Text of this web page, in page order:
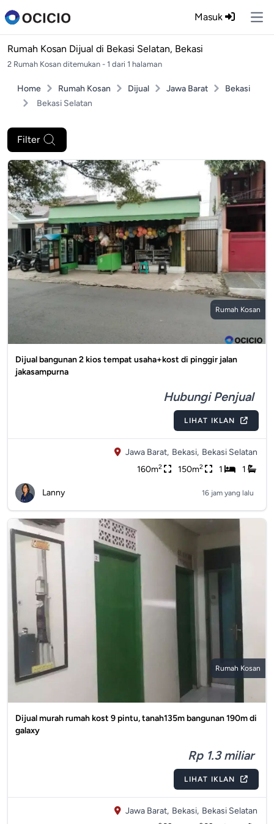
Masuk
Rumah Kosan Dijual di Bekasi Selatan, Bekasi
2 Rumah Kosan ditemukan - 1 dari 1 halaman
Home Rumah Kosan Dijual Jawa Barat
Bekasi
Bekasi Selatan
Filter
Rumah Kosan
Dijual bangunan 2 kios tempat usaha+kost di pinggir jalan
jakasampurna
Hubungi Penjual
LIHAT IKLAN
Jawa Barat, Bekasi, Bekasi Selatan
160m2 150m2 1 1
Lanny 16 jam yang lalu
Rumah Kosan
Dijual murah rumah kost 9 pintu, tanah135m bangunan 190m di
galaxy
Rp 1.3 miliar
LIHAT IKLAN
Jawa Barat, Bekasi, Bekasi Selatan